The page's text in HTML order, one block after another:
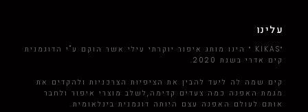
עלינו
״KIKAS ״ הינו מותג איפור יוקרתי עילי אשר הוקם ע"י הדוגמנית
קים אדרי בשנת 2020.
קים שמה לה ליעד להבין את הציפיות הצרכניות ולהקדים את
מגמת האפנה כמה צעדים קדימה,לשלב מוצרי איפור ולחבר
אותם לעולם האפנה עצם היותה דוגמנית בינלאומית.